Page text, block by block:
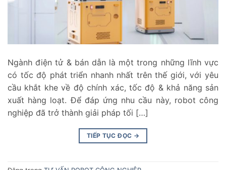
Ngành điện tử & bán dẫn là một trong những lĩnh vực
có tốc độ phát triển nhanh nhất trên thế giới, với yêu
cầu khắt khe về độ chính xác, tốc độ & khả năng sản
xuất hàng loạt. Để đáp ứng nhu cầu này, robot công
nghiệp đã trở thành giải pháp tối […]
TIẾP TỤC ĐỌC →